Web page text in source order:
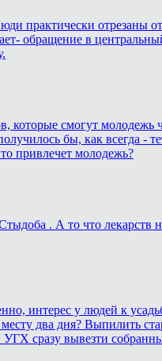
практически отрезаны
обращение в
которые смогут молодежь
бы, как всегда -
привлечет молодежь?
. А то что лекарств
интерес у людей к
два дня? Выпилить
сразу вывезти